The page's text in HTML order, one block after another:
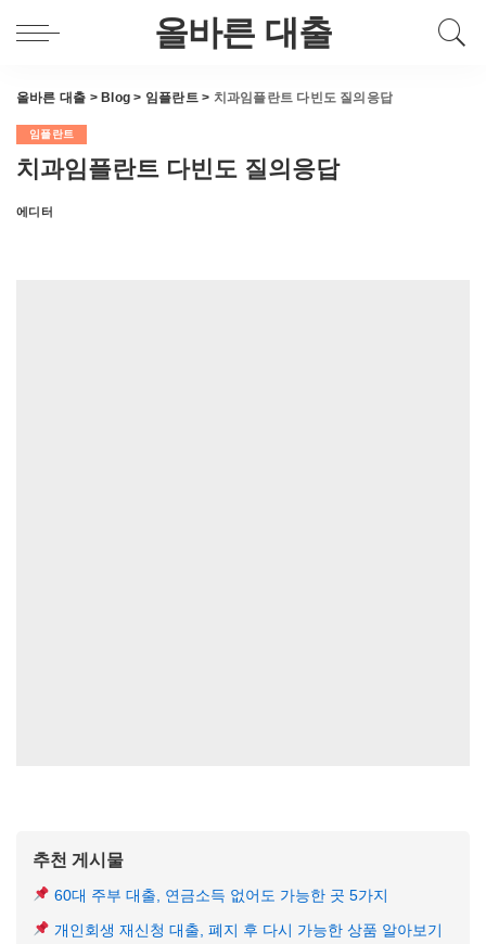
올바른 대출
올바른 대출 > Blog > 임플란트> 치과임플란트 다빈도 질의응답
임플란트
치과임플란트 다빈도 질의응답
Posted
에디터
추천 게시물
60대 주부 대출, 연금소득 없어도 가능한 곳 5가지
개인회생 재신청 대출, 폐지 후 다시 가능한 상품 알아보기